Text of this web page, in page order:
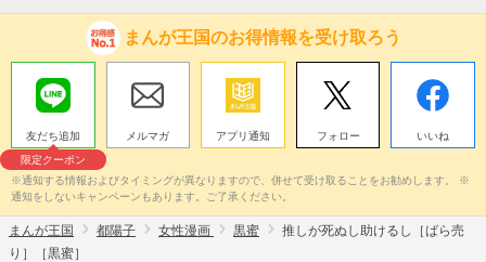
まんが王国のお得情報を受け取ろう
友だち追加
限定クーポン
メルマガ アプリ通知 フォロー いいね
※通知する情報およびタイミングが異なりますので、併せて受け取ることをお勧めします。 ※
通知をしないキャンペーンもあります。ご了承ください。
まんが王国 都陽子 女性漫画 黒蜜
推しが死ぬし助けるし［ばら売
り］［黒蜜］